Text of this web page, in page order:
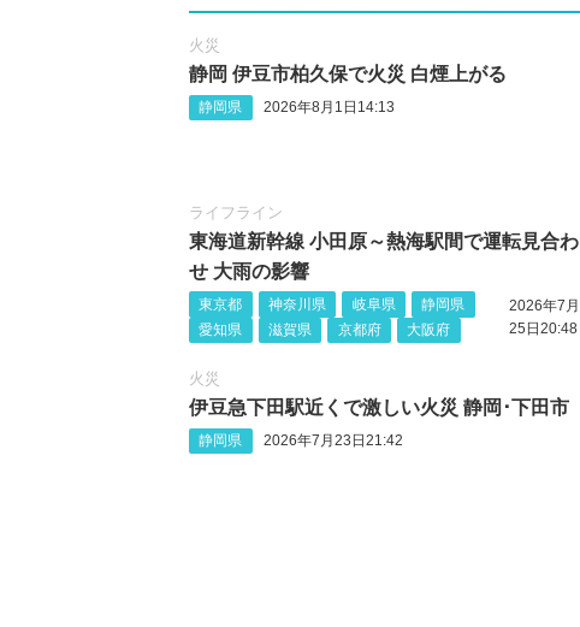
火災
静岡 伊豆市柏久保で火災 白煙上がる
静岡県 2026年8月1日14:13
ライフライン
東海道新幹線 小田原～熱海駅間で運転見合わ
せ 大雨の影響
東京都 神奈川県 岐阜県
静岡県
愛知県
滋賀県 京都府 大阪府
2026年7月
25日20:48
火災
伊豆急下田駅近くで激しい火災 静岡‪･‬下田市
静岡県 2026年7月23日21:42